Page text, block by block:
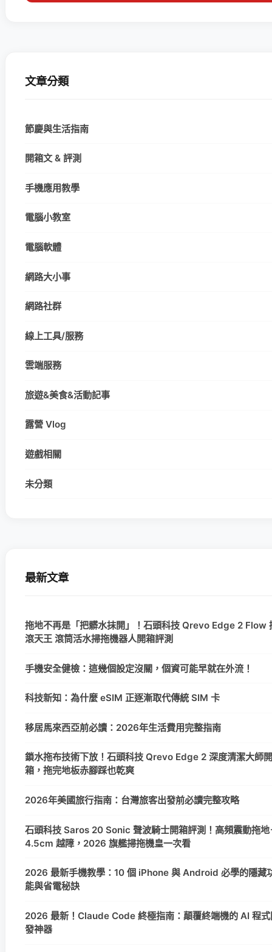
文章分類
節慶與生活指南
開箱文 & 評測
手機應用教學
電腦小教室
電腦軟體
網路大小事
網路社群
線上工具/服務
雲端服務
旅遊&美食&活動記事
露營 Vlog
遊戲相關
未分類
最新文章
拖地不再是「把髒水抹開」！石頭科技 Qrevo Edge 2 Flow
滾天王 滾筒活水掃拖機器人開箱評測
手機安全健檢：這幾個設定沒關，個資可能早就在外流！
科技新知：為什麼 eSIM 正逐漸取代傳統 SIM 卡
移居馬來西亞前必讀：2026年生活費用完整指南
鎖水拖布技術下放！石頭科技 Qrevo Edge 2 深度清潔大師開
箱，拖完地板赤腳踩也乾爽
2026年美國旅行指南：台灣旅客出發前必讀完整攻略
石頭科技 Saros 20 Sonic 聲波騎士開箱評測！高頻震動拖地
4.5cm 越障，2026 旗艦掃拖機皇一次看
2026 最新手機教學：10 個 iPhone 與 Android 必學的隱藏
能與省電秘訣
2026 最新！Claude Code 終極指南：顛覆終端機的 AI 程式
發神器